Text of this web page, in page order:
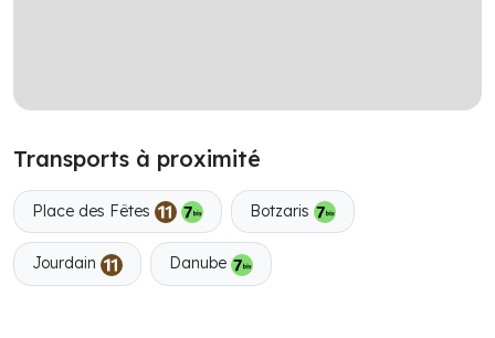
Transports à proximité
Place des Fêtes Botzaris
Jourdain Danube